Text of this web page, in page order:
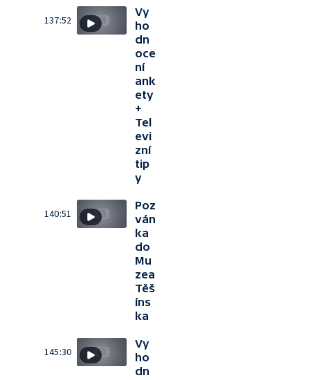
137:52
Vy
ho
dn
oce
ní
ank
ety
+
Tel
evi
zní
tip
y
140:51
Poz
ván
ka
do
Mu
zea
Těš
íns
ka
145:30
Vy
ho
dn